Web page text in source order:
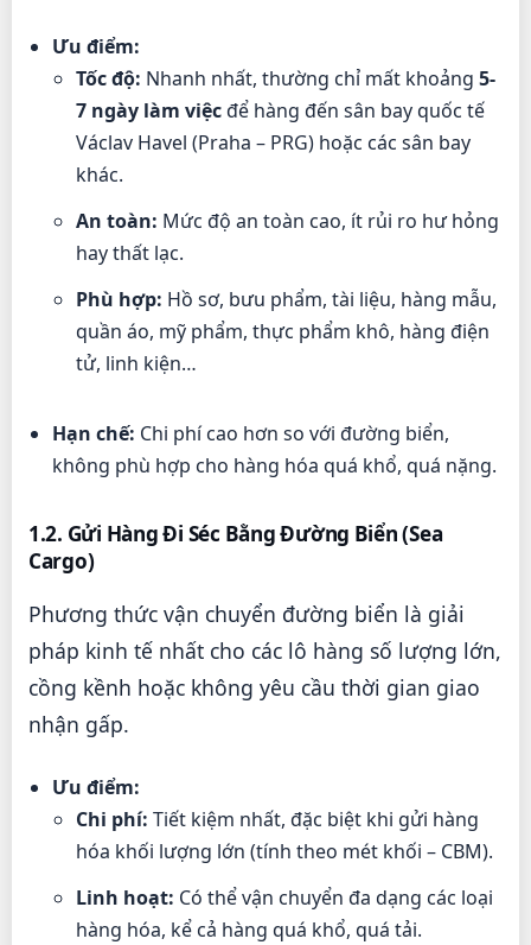
Ưu điểm:
Tốc độ: Nhanh nhất, thường chỉ mất khoảng 5-
7 ngày làm việcđể hàng đến sân bay quốc tế
Václav Havel (Praha – PRG) hoặc các sân bay
khác.
An toàn: Mức độ an toàn cao, ít rủi ro hư hỏng
hay thất lạc.
Phù hợp: Hồ sơ, bưu phẩm, tài liệu, hàng mẫu,
quần áo, mỹ phẩm, thực phẩm khô, hàng điện
tử, linh kiện…
Hạn chế: Chi phí cao hơn so với đường biển,
không phù hợp cho hàng hóa quá khổ, quá nặng.
1.2. Gửi Hàng Đi Séc Bằng Đường Biển (Sea
Cargo)
Phương thức vận chuyển đường biển là giải
pháp kinh tế nhất cho các lô hàng số lượng lớn,
cồng kềnh hoặc không yêu cầu thời gian giao
nhận gấp.
Ưu điểm:
Chi phí: Tiết kiệm nhất, đặc biệt khi gửi hàng
hóa khối lượng lớn (tính theo mét khối – CBM).
Linh hoạt: Có thể vận chuyển đa dạng các loại
hàng hóa, kể cả hàng quá khổ, quá tải.